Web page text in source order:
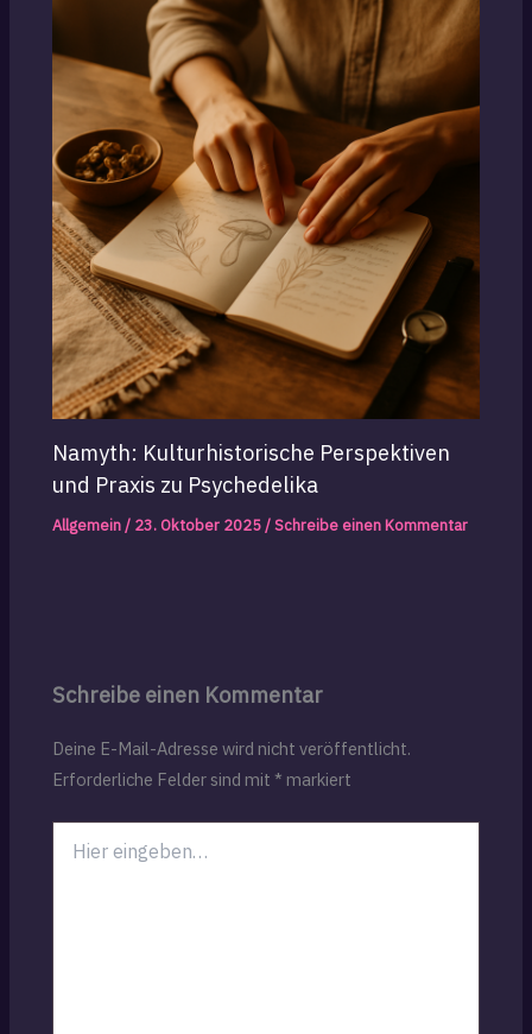
Namyth: Kulturhistorische Perspektiven
und Praxis zu Psychedelika
Allgemein/ 23. Oktober 2025/Schreibe einen Kommentar
Schreibe einen Kommentar
Deine E-Mail-Adresse wird nicht veröffentlicht.
Erforderliche Felder sind mit * markiert
eingeben…